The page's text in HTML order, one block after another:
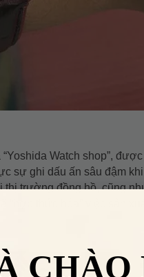
Watch shop”,
sự ghi dấu ấn sâu đậm
trường đồng hồ, cũng
thức hóa” việc sản
CHÀO